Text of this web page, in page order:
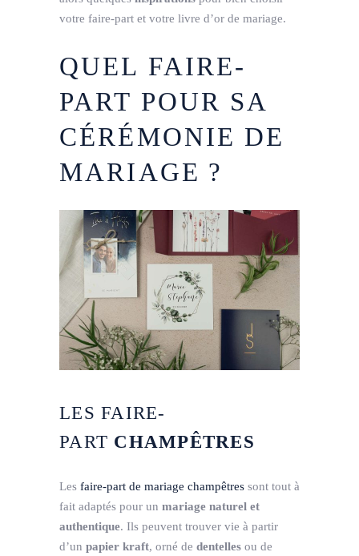
votre faire-part et votre livre d’or de mariage.
QUEL FAIRE-
PART POUR SA
CÉRÉMONIE DE
MARIAGE ?
LES FAIRE-
PART CHAMPÊTRES
Les faire-part de mariage champêtres sont tout à
fait adaptés pour un mariage naturel et
authentique. Ils peuvent trouver vie à partir
d’un papier kraft, orné de dentelles ou de